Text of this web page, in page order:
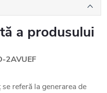
a produsului
2AVUEF
referă la generarea de